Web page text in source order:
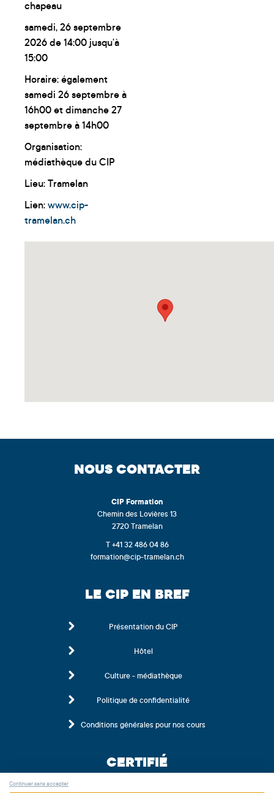
chapeau
samedi, 26 septembre
2026 de 14:00 jusqu'à
15:00
Horaire: également
samedi 26 septembre à
16h00 et dimanche 27
septembre à 14h00
Organisation:
médiathèque du CIP
Lieu: Tramelan
Lien: www.cip-
tramelan.ch
NOUS CONTACTER
CIP Formation
Chemin des Lovières 13
2720 Tramelan
T +41 32 486 04 86
formation@cip-tramelan.ch
LE CIP EN BREF
Présentation du CIP
Hôtel
Culture - médiathèque
Politique de confidentialité
Conditions générales pour nos cours
CERTIFIÉ
Continuer sans accepter